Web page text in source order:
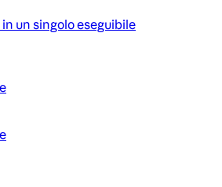
un singolo eseguibile